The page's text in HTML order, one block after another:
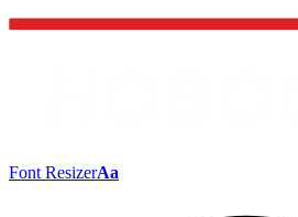
Font ResizerAa